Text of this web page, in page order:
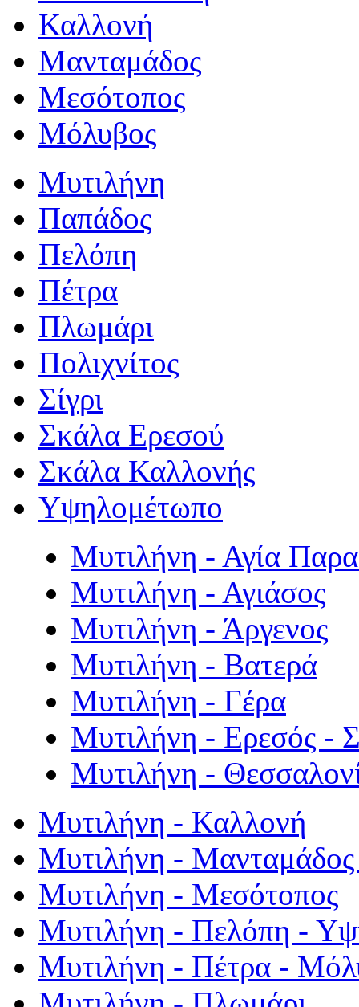
Καλλονή
Μανταμάδος
Μεσότοπος
Μόλυβος
Μυτιλήνη
Παπάδος
Πελόπη
Πέτρα
Πλωμάρι
Πολιχνίτος
Σίγρι
Σκάλα Ερεσού
Σκάλα Καλλονής
Υψηλομέτωπο
Μυτιλήνη - Αγία
Μυτιλήνη - Αγιάσος
Μυτιλήνη - Άργενος
Μυτιλήνη - Βατερά
Μυτιλήνη - Γέρα
Μυτιλήνη - Ερεσός -
Μυτιλήνη -
Μυτιλήνη - Καλλονή
Μυτιλήνη - Μανταμάδος
Μυτιλήνη - Μεσότοπος
Μυτιλήνη - Πελόπη -
Μυτιλήνη - Πέτρα -